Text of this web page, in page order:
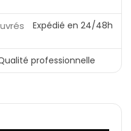
Expédié en 24/48h
professionnelle